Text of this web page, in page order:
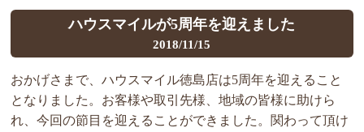
ハウスマイルが5周年を迎えました
2018/11/15
おかげさまで、ハウスマイル徳島店は5周年を迎えること
となりました。お客様や取引先様、地域の皆様に助けら
れ、今回の節目を迎えることができました。関わって頂け